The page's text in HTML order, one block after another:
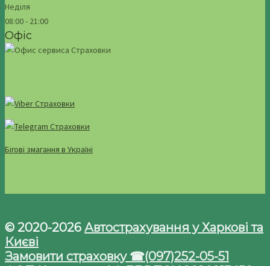
Неділя
08:00 - 21:00
Офіс
Бігові змагання в Україні
© 2020-2026 Автострахування у Харкові та
Києві
Замовити страховку ☎(097)252-05-51